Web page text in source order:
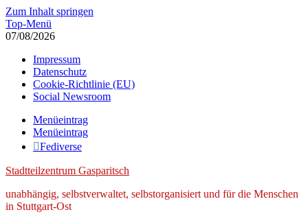
Zum Inhalt springen
Top-Menü
07/08/2026
Impressum
Datenschutz
Cookie-Richtlinie (EU)
Social Newsroom
Menüeintrag
Menüeintrag
Fediverse
Stadtteilzentrum Gasparitsch
unabhängig, selbstverwaltet, selbstorganisiert und für die Menschen
in Stuttgart-Ost